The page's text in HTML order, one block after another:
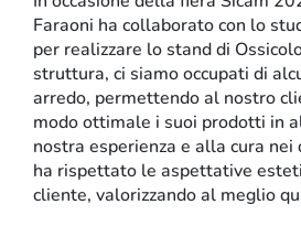
Faraoni ha collaborato con lo
per realizzare lo stand di
struttura, ci siamo occupati di
arredo, permettendo al nostro
modo ottimale i suoi prodotti in
nostra esperienza e alla cura
ha rispettato le aspettative
cliente, valorizzando al meglio